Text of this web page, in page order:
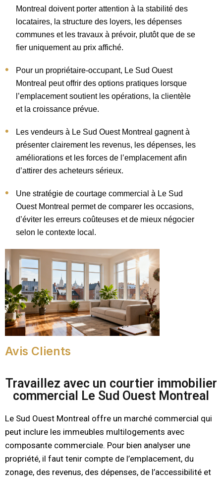
Montreal doivent porter attention à la stabilité des
locataires, la structure des loyers, les dépenses
communes et les travaux à prévoir, plutôt que de se
fier uniquement au prix affiché.
Pour un propriétaire-occupant, Le Sud Ouest
Montreal peut offrir des options pratiques lorsque
l’emplacement soutient les opérations, la clientèle
et la croissance prévue.
Les vendeurs à Le Sud Ouest Montreal gagnent à
présenter clairement les revenus, les dépenses, les
améliorations et les forces de l’emplacement afin
d’attirer des acheteurs sérieux.
Une stratégie de courtage commercial à Le Sud
Ouest Montreal permet de comparer les occasions,
d’éviter les erreurs coûteuses et de mieux négocier
selon le contexte local.
Avis Clients
Travaillez avec un courtier immobilier
commercial Le Sud Ouest Montreal
Le Sud Ouest Montreal offre un marché commercial qui
peut inclure les immeubles multilogements avec
composante commerciale. Pour bien analyser une
propriété, il faut tenir compte de l’emplacement, du
zonage, des revenus, des dépenses, de l’accessibilité et